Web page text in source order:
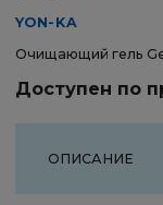
YON-KA
Очищающий гель
Доступен по
ОПИСАНИЕ